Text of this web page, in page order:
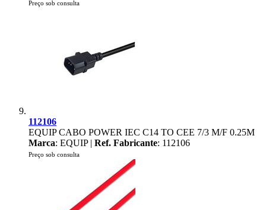
Preço sob consulta
112106
EQUIP CABO POWER IEC C14 TO CEE 7/3 M/F 0.25M
Marca: EQUIP | Ref. Fabricante: 112106
Preço sob consulta